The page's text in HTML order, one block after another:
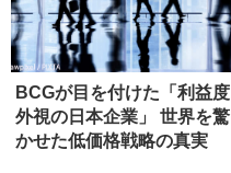
BCGが目を付けた「利益度
外視の日本企業」 世界を驚
かせた低価格戦略の真実